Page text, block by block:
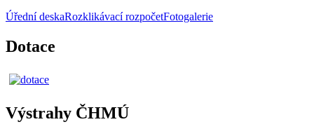
Úřední deskaRozklikávací rozpočetFotogalerie
Dotace
Výstrahy ČHMÚ